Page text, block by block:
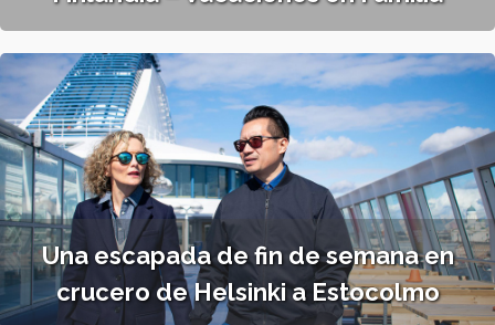
Una escapada de fin de semana en
crucero de Helsinki a Estocolmo